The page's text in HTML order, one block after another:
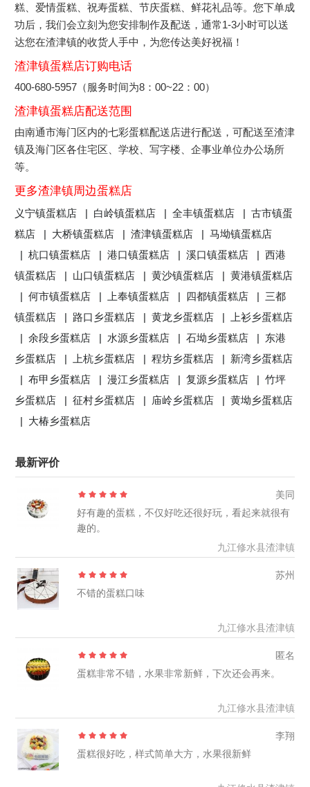
糕、爱情蛋糕、祝寿蛋糕、节庆蛋糕、鲜花礼品等。您下单成
功后，我们会立刻为您安排制作及配送，通常1-3小时可以送
达您在渣津镇的收货人手中，为您传达美好祝福！
渣津镇蛋糕店订购电话
400-680-5957（服务时间为8：00~22：00）
渣津镇蛋糕店配送范围
由南通市海门区内的七彩蛋糕配送店进行配送，可配送至渣津
镇及海门区各住宅区、学校、写字楼、企事业单位办公场所
等。
更多渣津镇周边蛋糕店
义宁镇蛋糕店 | 白岭镇蛋糕店 |全丰镇蛋糕店 |古市镇蛋
糕店 | 大桥镇蛋糕店 |渣津镇蛋糕店 |马坳镇蛋糕店
|杭口镇蛋糕店 |港口镇蛋糕店 |溪口镇蛋糕店 |西港
镇蛋糕店 | 山口镇蛋糕店 |黄沙镇蛋糕店 |黄港镇蛋糕店
|何市镇蛋糕店 | 上奉镇蛋糕店 | 四都镇蛋糕店 | 三都
镇蛋糕店 | 路口乡蛋糕店 |黄龙乡蛋糕店 |
上衫乡蛋糕店
|余段乡蛋糕店 | 水源乡蛋糕店 |石坳乡蛋糕店 | 东港
乡蛋糕店 |
上杭乡蛋糕店 |程坊乡蛋糕店 | 新湾乡蛋糕店
|布甲乡蛋糕店 |漫江乡蛋糕店 |复源乡蛋糕店 |竹坪
乡蛋糕店 |征村乡蛋糕店 | 庙岭乡蛋糕店 |黄坳乡蛋糕店
| 大椿乡蛋糕店
最新评价
美同
好有趣的蛋糕，不仅好吃还很好玩，看起来就很有
趣的。
九江修水县渣津镇
苏州
不错的蛋糕口味
九江修水县渣津镇
匿名
蛋糕非常不错，水果非常新鲜，下次还会再来。
九江修水县渣津镇
李翔
蛋糕很好吃，样式简单大方，水果很新鲜